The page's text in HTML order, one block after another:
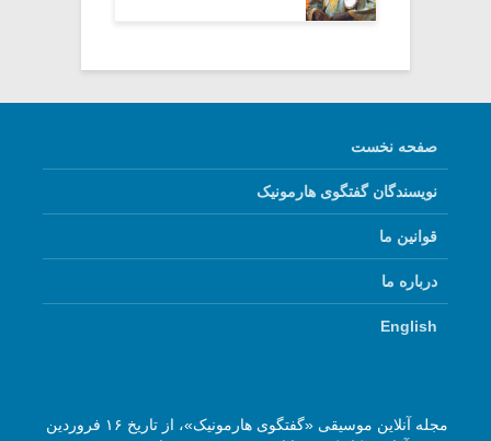
صفحه نخست
نویسندگان گفتگوی هارمونیک
قوانین ما
درباره ما
English
مجله آنلاین موسیقی «گفتگوی هارمونیک»، از تاریخ ۱۶ فروردین